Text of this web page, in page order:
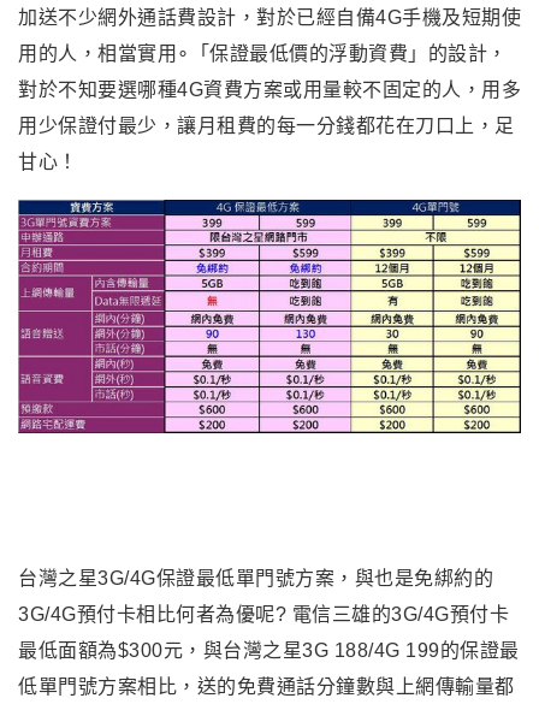
加送不少網外通話費設計，對於已經自備4G手機及短期使
用的人，相當實用∘「保證最低價的浮動資費」的設計 ，
對於不知要選哪種4G資費方案或用量較不固定的人 ， 用多
用少保證付最少 ， 讓月租費的每一分錢都花在刀口上 ， 足
甘心！
台灣之星3G/4G保證最低單門號方案，與也是免綁約的
3G/4G預付卡相比何者為優呢? 電信三雄的3G/4G預付卡
最低面額為$300元，與台灣之星3G 188/4G 199的保證最
低單門號方案相比，送的免費通話分鐘數與上網傳輸量都